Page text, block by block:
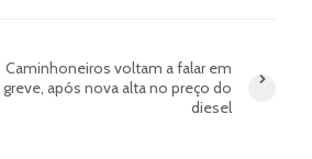
Caminhoneiros voltam a falar em
greve, após nova alta no preço do
diesel